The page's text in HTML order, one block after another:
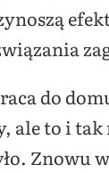
do
ale to i
Znowu